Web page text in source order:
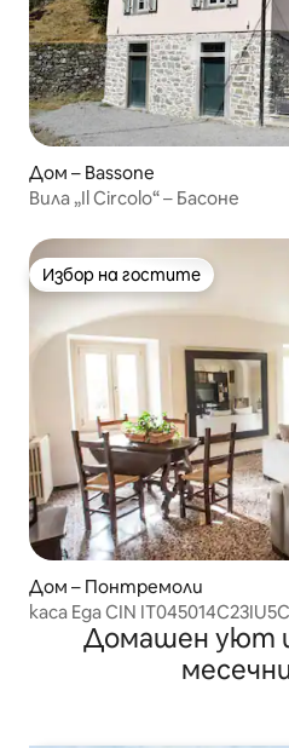
Дом – Bassone
Вила „Il Circolo“ – Басоне
Избор на гостите
Избор на гостите
Дом – Понтремоли
каса Еда CIN
Домашен уют